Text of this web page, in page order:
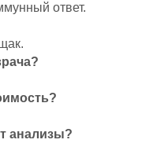
ответ.
анализы?